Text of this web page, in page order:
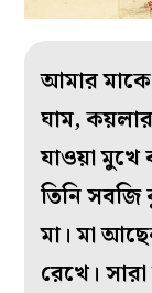
আমার
ঘাম,
যাওয়া
তিনি সবজি
মা। মা
রেখে।